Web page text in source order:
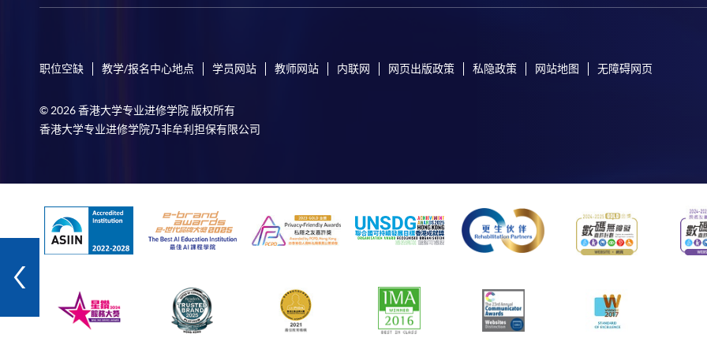
职位空缺 教学/报名中心地点 学员网站 教师网站 内联网 网页出版政策 私隐政策 网站地图 无障碍网页
© 2026 香港大学专业进修学院 版权所有
香港大学专业进修学院乃非牟利担保有限公司